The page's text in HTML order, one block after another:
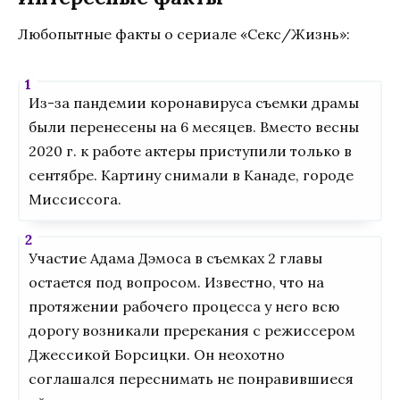
Любопытные факты о сериале «Секс/Жизнь»:
Из-за пандемии коронавируса съемки драмы
были перенесены на 6 месяцев. Вместо весны
2020 г. к работе актеры приступили только в
сентябре. Картину снимали в Канаде, городе
Миссиссога.
Участие Адама Дэмоса в съемках 2 главы
остается под вопросом. Известно, что на
протяжении рабочего процесса у него всю
дорогу возникали пререкания с режиссером
Джессикой Борсицки. Он неохотно
соглашался переснимать не понравившиеся